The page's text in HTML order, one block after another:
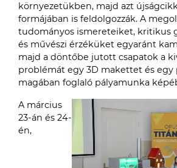
környezetükben, majd azt
formájában is feldolgozzák. A
tudományos ismereteiket, kritikus
és művészi érzéküket egyaránt
majd a döntőbe jutott csapatok a
problémát egy 3D makettet és egy
magában foglaló pályamunka
A március
23-án és 24-
én,